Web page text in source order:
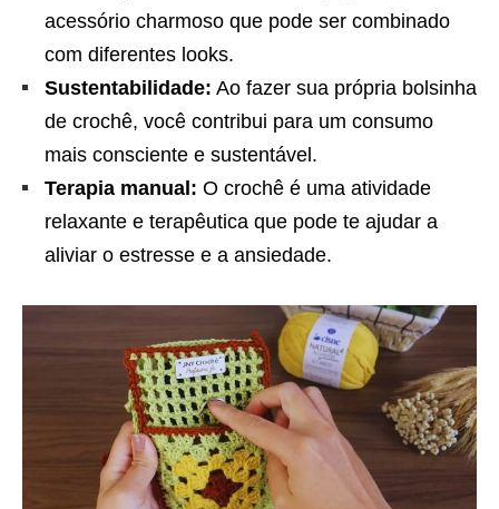
acessório charmoso que pode ser combinado
com diferentes looks.
Sustentabilidade: Ao fazer sua própria bolsinha
de crochê, você contribui para um consumo
mais consciente e sustentável.
Terapia manual: O crochê é uma atividade
relaxante e terapêutica que pode te ajudar a
aliviar o estresse e a ansiedade.